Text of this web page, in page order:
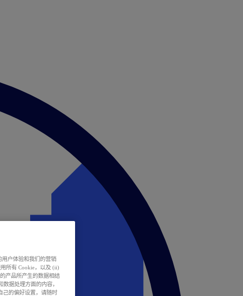
用户体验和我们的营销
所有 Cookie，以及 (ii)
产品所产生的数据相结
数据处理方面的内容，
己的偏好设置，请随时